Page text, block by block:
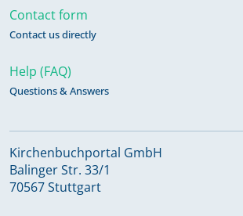
Taufregister 1835-1897 Band 4
Contact form
Contact us directly
Help (FAQ)
Questions & Answers
Kirchenbuchportal GmbH
Balinger Str. 33/1
70567 Stuttgart